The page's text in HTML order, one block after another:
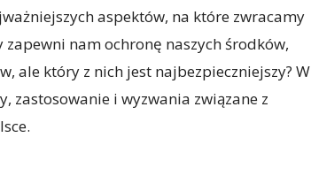
aspektów, na które zwracamy
nam ochronę naszych środków,
ale który z nich jest najbezpieczniejszy? W
zastosowanie i wyzwania związane z